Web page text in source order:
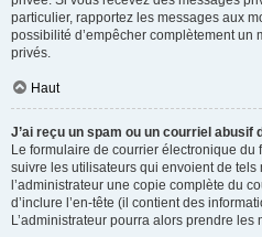
particulier, rapportez les messages aux
possibilité d’empêcher complètement un
privés.
Haut
J’ai reçu un spam ou un courriel abusif
Le formulaire de courrier électronique
suivre les utilisateurs qui envoient de tels
l’administrateur une copie complète du
d’inclure l’en-tête (il contient des
L’administrateur pourra alors prendre les